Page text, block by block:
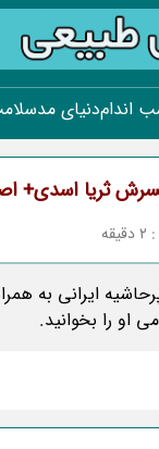
اندامدنیای مد
ثریا اسدی+
ایرانی به
او را بخوانید.